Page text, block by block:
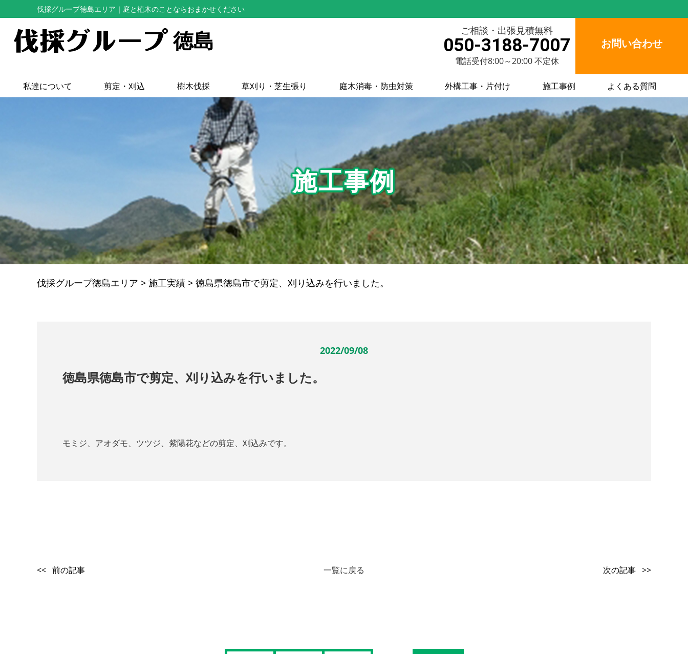
伐採グループ徳島エリア ｜庭と植木のことならおまかせください
徳島 ご相談・出張見積無料
050-3188-7007
電話受付8:00～20:00 不定休
お問い合わせ
私達について 剪定・刈込 樹木伐採 草刈り・芝生張り 庭木消毒・防虫対策 外構工事・片付け 施工事例 よくある質問
施工事例
伐採グループ徳島エリア > 施工実績 > 徳島県徳島市で剪定、刈り込みを行いました。
2022/09/08
徳島県徳島市で剪定、刈り込みを行いました。
モミジ、アオダモ、ツツジ、紫陽花などの剪定、刈込みです。
<< 前の記事 一覧に戻る 次の記事 >>